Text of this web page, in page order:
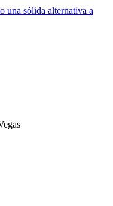
una sólida alternativa a